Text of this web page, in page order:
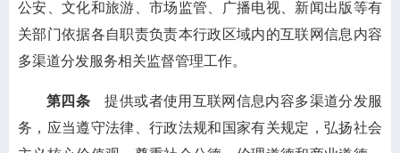
公安、文化和旅游、市场监管、广播电视、新闻出版等有
关部门依据各自职责负责本行政区域内的互联网信息内容
多渠道分发服务相关监督管理工作。
第四条 提供或者使用互联网信息内容多渠道分发服
务，应当遵守法律、行政法规和国家有关规定，弘扬社会